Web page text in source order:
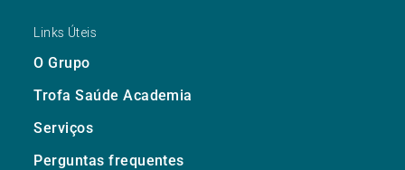
Links Úteis
O Grupo
Trofa Saúde Academia
Serviços
Perguntas frequentes